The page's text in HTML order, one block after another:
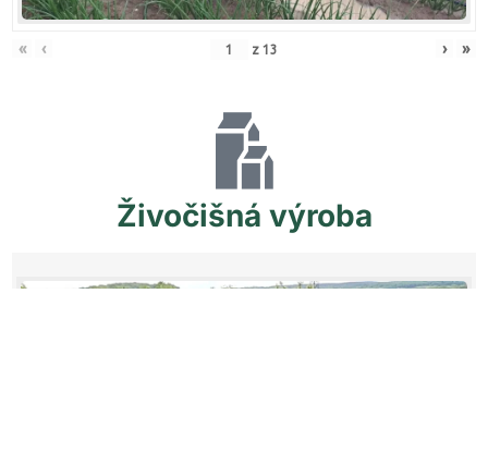
« ‹ z 13 › »
Živočišná výroba